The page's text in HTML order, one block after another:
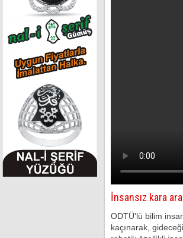
İnsansız kara
ODTÜ'lü bilim
kaçınarak,